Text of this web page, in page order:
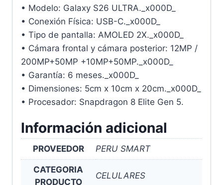
• Modelo: Galaxy S26 ULTRA._x000D_
• Conexión Física: USB-C._x000D_
• Tipo de pantalla: AMOLED 2X._x000D_
• Cámara frontal y cámara posterior: 12MP /
200MP+50MP +10MP+50MP._x000D_
• Garantía: 6 meses._x000D_
• Dimensiones: 5cm x 10cm x 20cm._x000D_
• Procesador: Snapdragon 8 Elite Gen 5.
Información adicional
PROVEEDOR PERU SMART
CATEGORIA
PRODUCTO
CELULARES